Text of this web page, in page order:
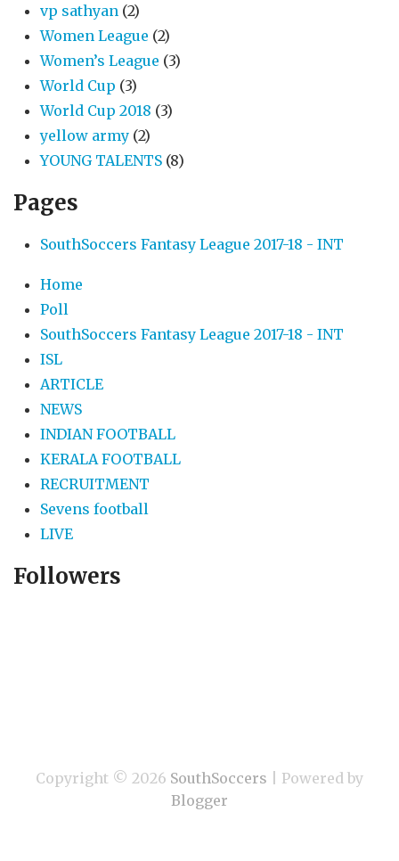
vp sathyan (2)
Women League (2)
Women’s League (3)
World Cup (3)
World Cup 2018 (3)
yellow army (2)
YOUNG TALENTS (8)
Pages
SouthSoccers Fantasy League 2017-18 - INT
Home
Poll
SouthSoccers Fantasy League 2017-18 - INT
ISL
ARTICLE
NEWS
INDIAN FOOTBALL
KERALA FOOTBALL
RECRUITMENT
Sevens football
LIVE
Followers
Copyright © 2026 SouthSoccers | Powered by
Blogger